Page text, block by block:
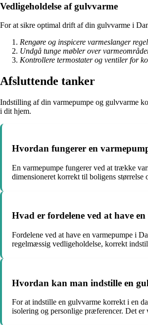
Vedligeholdelse af gulvvarme
For at sikre optimal drift af din gulvvarme i
Rengøre og inspicere varmeslanger
Undgå tunge møbler over
Kontrollere termostater og ventiler for
Afsluttende tanker
Indstilling af din varmepumpe og gulvvarme
i dit hjem.
Hvordan fungerer en
En varmepumpe fungerer ved at trække
dimensioneret korrekt til boligens
Hvad er fordelene ved at have
Fordelene ved at have en varmepumpe i
regelmæssig vedligeholdelse, korrekt
Hvordan kan man indstille en
For at indstille en gulvvarme korrekt i en
isolering og personlige præferencer. Det